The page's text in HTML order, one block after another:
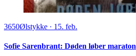
3650Ølstykke · 15. feb.
Sofie Sarenbrant: Døden løber maraton